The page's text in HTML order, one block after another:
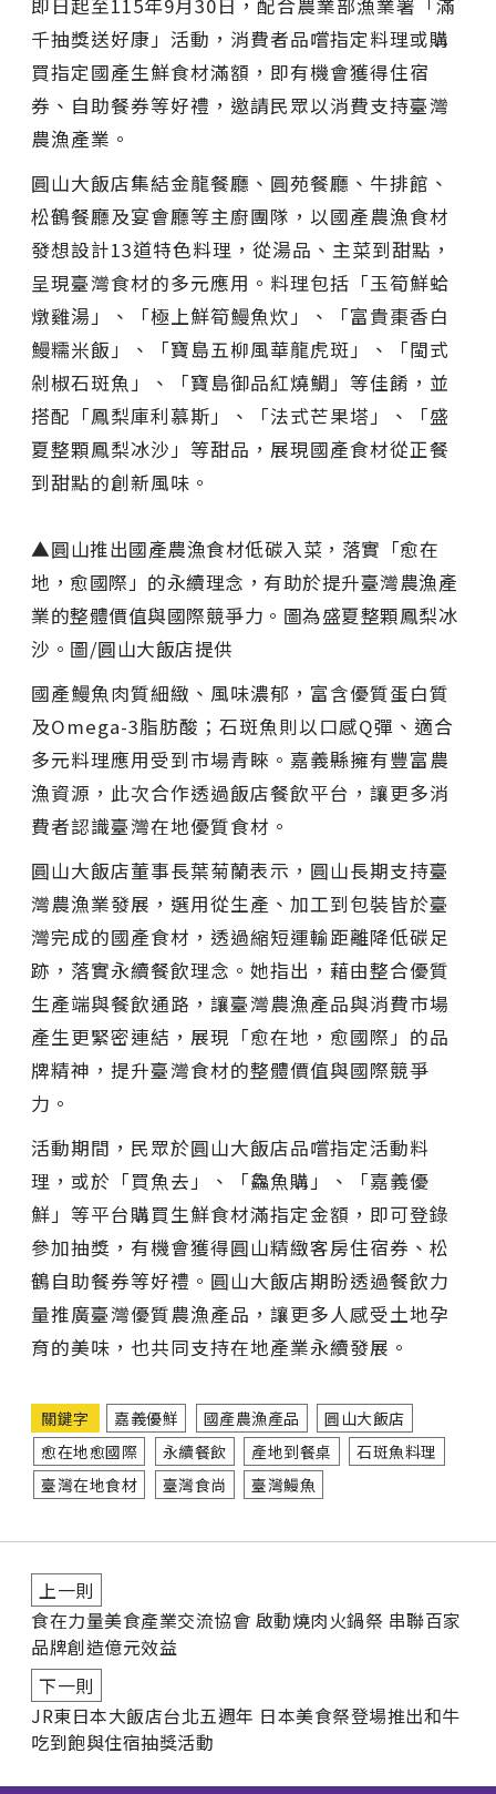
千抽獎送好康」活動，消費者品嚐指定料理或購
買指定國產生鮮食材滿額，即有機會獲得住宿
券、自助餐券等好禮，邀請民眾以消費支持臺灣
農漁產業。
圓山大飯店集結金龍餐廳、圓苑餐廳、牛排館、
松鶴餐廳及宴會廳等主廚團隊，以國產農漁食材
發想設計13道特色料理，從湯品、主菜到甜點，
呈現臺灣食材的多元應用。料理包括「玉筍鮮蛤
燉雞湯」、「極上鮮筍鰻魚炊」、「富貴棗香白
鰻糯米飯」、「寶島五柳風華龍虎斑」、「閩式
剁椒石斑魚」、「寶島御品紅燒鯛」等佳餚，並
搭配「鳳梨庫利慕斯」、「法式芒果塔」、「盛
夏整顆鳳梨冰沙」等甜品，展現國產食材從正餐
到甜點的創新風味。
▲圓山推出國產農漁食材低碳入菜，落實「愈在
地，愈國際」的永續理念，有助於提升臺灣農漁產
業的整體價值與國際競爭力。圖為盛夏整顆鳳梨冰
沙 。圖/圓山大飯店提供
國產鰻魚肉質細緻、風味濃郁，富含優質蛋白質
及Omega-3脂肪酸；石斑魚則以口感Q彈、適合
多元料理應用受到市場青睞。嘉義縣擁有豐富農
漁資源，此次合作透過飯店餐飲平台，讓更多消
費者認識臺灣在地優質食材。
圓山大飯店董事長葉菊蘭表示，圓山長期支持臺
灣農漁業發展，選用從生產、加工到包裝皆於臺
灣完成的國產食材，透過縮短運輸距離降低碳足
跡，落實永續餐飲理念。她指出，藉由整合優質
生產端與餐飲通路，讓臺灣農漁產品與消費市場
產生更緊密連結，展現「愈在地，愈國際」的品
牌精神，提升臺灣食材的整體價值與國際競爭
力。
活動期間，民眾於圓山大飯店品嚐指定活動料
理，或於「買魚去」、「鱻魚購」、「嘉義優
鮮」等平台購買生鮮食材滿指定金額，即可登錄
參加抽獎，有機會獲得圓山精緻客房住宿券、松
鶴自助餐券等好禮。圓山大飯店期盼透過餐飲力
量推廣臺灣優質農漁產品，讓更多人感受土地孕
育的美味，也共同支持在地產業永續發展。
關鍵字 嘉義優鮮 國產農漁產品
圓山大飯店
愈在地愈國際
永續餐飲 產地到餐桌
石斑魚料理
臺灣在地食材
臺灣食尚 臺灣鰻魚
上一則
食在力量美食產業交流協會 啟動燒肉火鍋祭 串聯百家
品牌創造億元效益
下一則
JR東日本大飯店台北五週年 日本美食祭登場推出和牛
吃到飽與住宿抽獎活動